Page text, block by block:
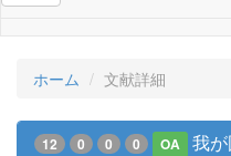
ホーム 文献詳細
12 0 0 0 OA 我